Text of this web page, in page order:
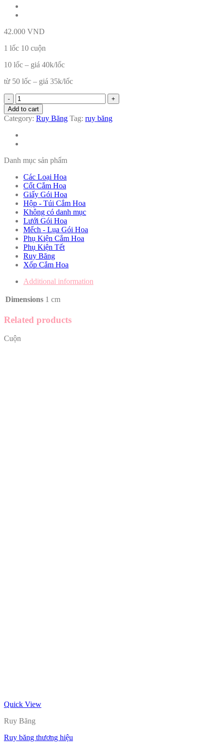
42.000 VND
1 lốc 10 cuộn
10 lốc – giá 40k/lốc
từ 50 lốc – giá 35k/lốc
Ruy
băng
lụa
1cm
quantity
Add to cart
Category: Ruy Băng Tag: ruy băng
Danh mục sản phẩm
Các Loại Hoa
Cốt Cắm Hoa
Giấy Gói Hoa
Hộp - Túi Cắm Hoa
Không có danh mục
Lưới Gói Hoa
Mếch - Lụa Gói Hoa
Phụ Kiện Cắm Hoa
Phụ Kiện Tết
Ruy Băng
Xốp Cắm Hoa
Additional information
Dimensions 1 cm
Related products
Cuộn
Quick View
Ruy Băng
Ruy băng thương hiệu